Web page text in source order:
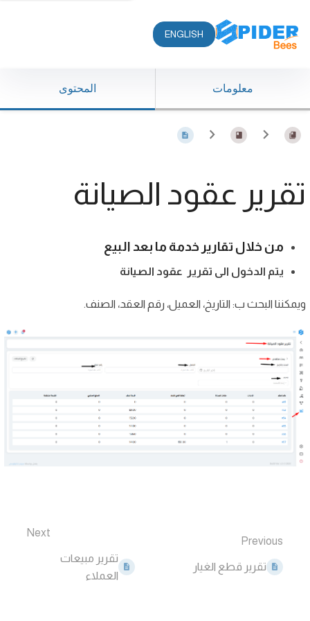
ENGLISH
معلومات المحتوى
تقرير عقود الصيانة
من خلال تقارير خدمة ما بعد البيع
يتم الدخول الى تقرير عقود الصيانة
ويمكننا البحث ب: التاريخ، العميل، رقم العقد، الصنف.
Previous
تقرير قطع الغيار
Next
تقرير مبيعات
العملاء